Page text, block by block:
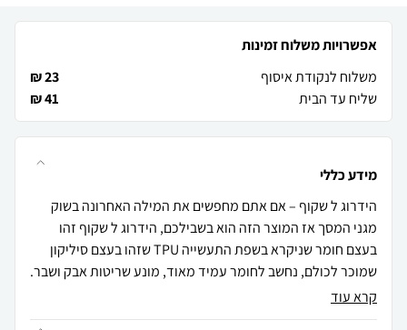
אפשרויות משלוח זמינות
משלוח לנקודת איסוף
23 ₪
שליח עד הבית
41 ₪
מידע כללי
הידרוג ל שקוף – אם אתם מחפשים את המילה האחרונה בשוק
מגני המסך אז המוצר הזה הוא בשבילכם, הידרוג ל שקוף זהו
בעצם חומר שניקרא בשפת התעשייה TPU שזהו בעצם סיליקון
שמוכר לכולם, נחשב לחומר עמיד מאוד, מונע שריטות אבק ושבר.
קרא עוד